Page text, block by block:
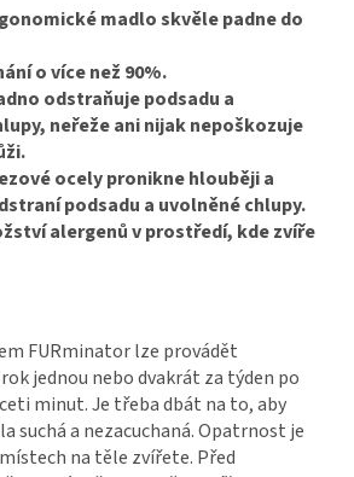
madlo skvěle padne do
o více než 90%.
odstraňuje podsadu a
neřeže ani nijak nepoškozuje
ocely pronikne hlouběji a
podsadu a uvolněné chlupy.
alergenů v prostředí, kde zvíře
FURminator lze provádět
jednou nebo dvakrát za týden po
minut. Je třeba dbát na to, aby
suchá a nezacuchaná. Opatrnost je
na těle zvířete. Před